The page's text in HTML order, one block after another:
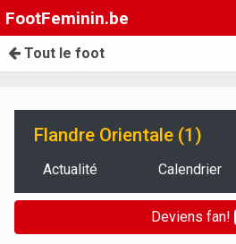
FootFeminin.be
Tout le foot
Flandre Orientale (1)
Actualité Calendrier
Deviens fan!